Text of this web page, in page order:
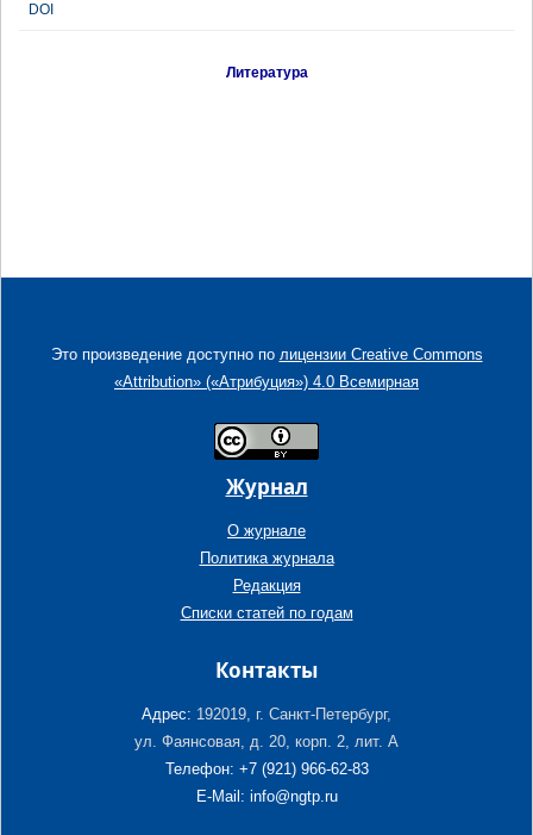
DOI
Литература
Это произведение доступно по лицензии Creative Commons
«Attribution» («Атрибуция») 4.0 Всемирная
Журнал
О журнале
Политика журнала
Редакция
Списки статей по годам
Контакты
Адрес: 192019, г. Санкт-Петербург,
ул. Фаянсовая, д. 20, корп. 2, лит. А
Телефон: +7 (921) 966-62-83
E-Mail: info@ngtp.ru